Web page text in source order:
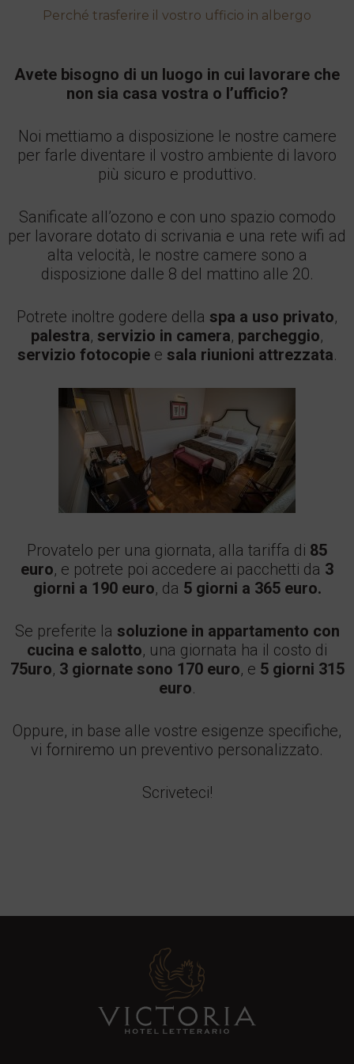
Perché trasferire il vostro ufficio in albergo
Avete bisogno di un luogo in cui lavorare che
non sia casa vostra o l’ufficio?
Noi mettiamo a disposizione le nostre camere
per farle diventare il vostro ambiente di lavoro
più sicuro e produttivo.
Sanificate all’ozono e con uno spazio comodo
per lavorare dotato di scrivania e una rete wifi ad
alta velocità, le nostre camere sono a
disposizione dalle 8 del mattino alle 20.
Potrete inoltre godere della spa a uso privato,
palestra, servizio in camera, parcheggio,
servizio fotocopiee sala riunioni attrezzata.
Provatelo per una giornata, alla tariffa di 85
euro, e potrete poi accedere ai pacchetti da 3
giorni a 190 euro, da 5 giorni a 365 euro.
Se preferite la soluzione in appartamento con
cucina e salotto, una giornata ha il costo di
75uro, 3 giornate sono 170 euro, e 5 giorni 315
euro.
Oppure, in base alle vostre esigenze specifiche,
vi forniremo un preventivo personalizzato.
Scriveteci!